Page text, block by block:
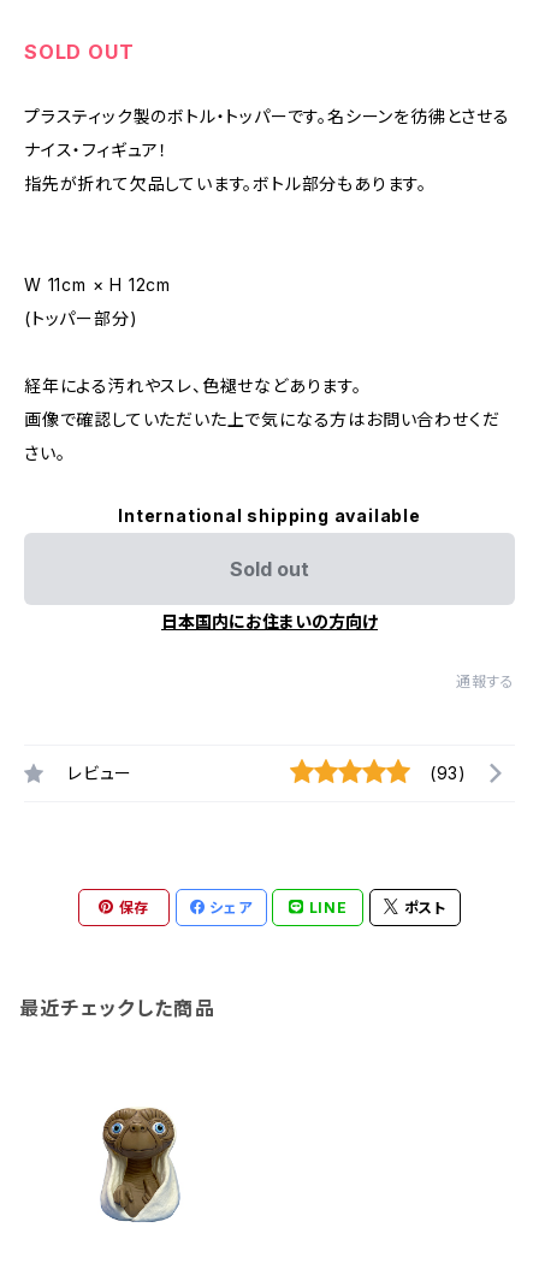
SOLD OUT
プラスティック製のボトル・トッパーです。名シーンを彷彿とさせる
ナイス・フィギュア！
指先が折れて欠品しています。ボトル部分もあります。
W 11cm × H 12cm
(トッパー部分)
経年による汚れやスレ、色褪せなどあります。
画像で確認していただいた上で気になる方はお問い合わせくだ
さい。
International shipping available
Sold out
日本国内にお住まいの方向け
通報する
レビュー (93)
保存 シェア LINE ポスト
最近チェックした商品